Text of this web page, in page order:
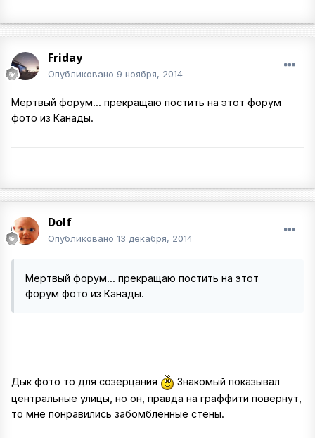
Friday
Опубликовано 9 ноября, 2014
Мертвый форум... прекращаю постить на этот форум
фото из Канады.
Dolf
Опубликовано 13 декабря, 2014
Мертвый форум... прекращаю постить на этот
форум фото из Канады.
Дык фото то для созерцания
Знакомый показывал
центральные улицы, но он, правда на граффити повернут,
то мне понравились забомбленные стены.